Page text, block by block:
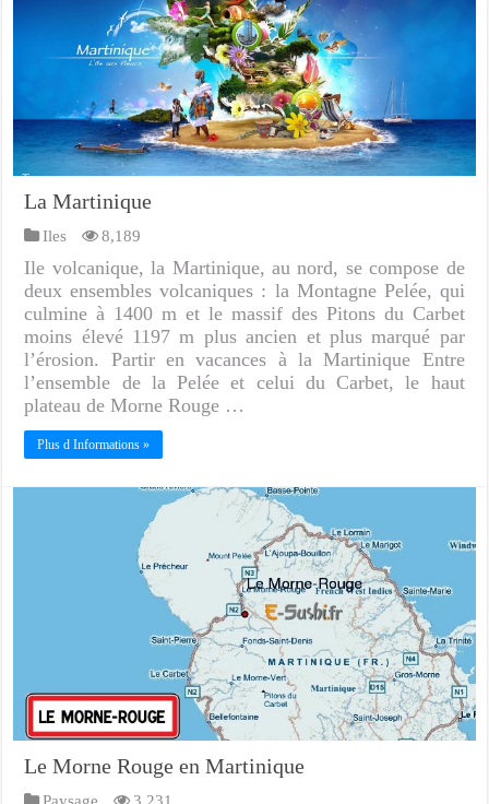
La Martinique
Iles 8,189
Ile volcanique, la Martinique, au nord, se compose de
deux ensembles volcaniques : la Montagne Pelée, qui
culmine à 1400 m et le massif des Pitons du Carbet
moins élevé 1197 m plus ancien et plus marqué par
l’érosion. Partir en vacances à la Martinique Entre
l’ensemble de la Pelée et celui du Carbet, le haut
plateau de Morne Rouge …
Plus d Informations »
Le Morne Rouge en Martinique